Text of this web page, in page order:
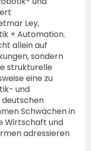
Ley,
+ Automation.
allein auf
sondern
strukturelle
eine zu
und
Schwächen in
Wirtschaft und
adressieren